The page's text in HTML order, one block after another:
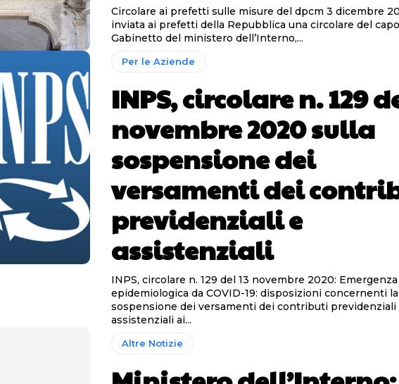
Circolare ai prefetti sulle misure del dpcm 3 dicembre 2020 È
inviata ai prefetti della Repubblica una circolare del
Gabinetto del ministero dell’Interno,...
Per le Aziende
INPS, circolare n. 129
novembre 2020 sulla
sospensione dei
versamenti dei
previdenziali e
assistenziali
INPS, circolare n. 129 del 13 novembre 2020: Emergenza
epidemiologica da COVID-19: disposizioni concernenti la
sospensione dei versamenti dei contributi previdenziali
assistenziali ai...
Altre Notizie